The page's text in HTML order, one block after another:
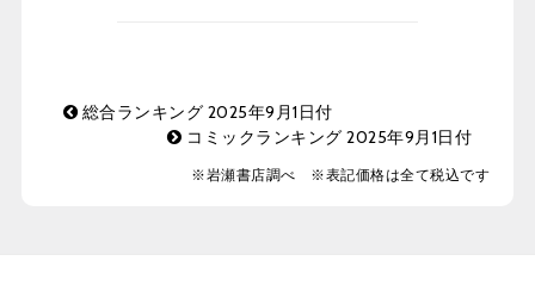
総合ランキング 2025年9月1日付
コミックランキング 2025年9月1日付
※岩瀬書店調べ ※表記価格は全て税込です